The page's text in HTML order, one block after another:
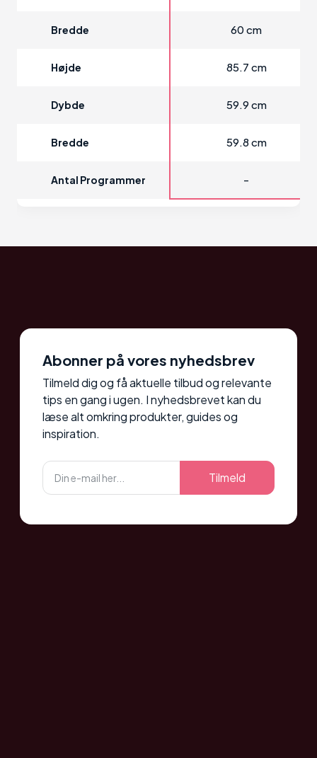
Bredde 60 cm
Højde 85.7 cm
Dybde 59.9 cm
Bredde 59.8 cm
Antal Programmer -
Abonner på vores nyhedsbrev
Tilmeld dig og få aktuelle tilbud og relevante
tips en gang i ugen. I nyhedsbrevet kan du
læse alt omkring produkter, guides og
inspiration.
Tilmeld